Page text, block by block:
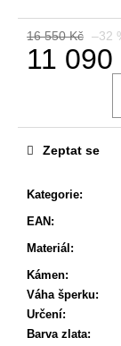
16 550 Kč –32
11 090
Kategorie:
EAN:
Materiál:
Kámen:
Váha šperku:
Určení:
Barva zlata:
Zeptat se
900
Kč